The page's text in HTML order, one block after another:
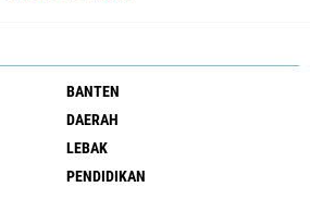
BANTEN
DAERAH
LEBAK
PENDIDIKAN